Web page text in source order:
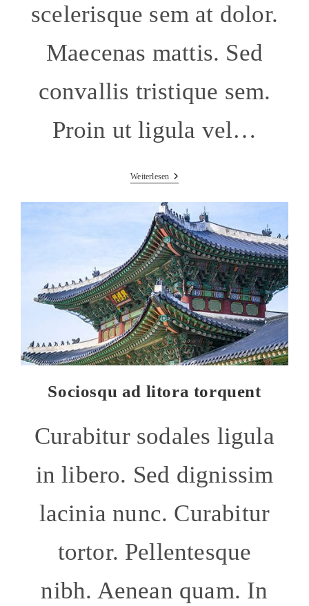
scelerisque sem at dolor.
Maecenas mattis. Sed
convallis tristique sem.
Proin ut ligula vel…
WeiterlesenTorquent
Nostra
Sociosqu ad litora torquent
Curabitur sodales ligula
in libero. Sed dignissim
lacinia nunc. Curabitur
tortor. Pellentesque
nibh. Aenean quam. In